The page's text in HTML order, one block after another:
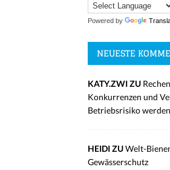
Powered by
NEUESTE
KATY.ZWI ZU
Konkurrenzen und
Betriebsrisiko werden
HEIDI ZUWelt-
Gewässerschutz